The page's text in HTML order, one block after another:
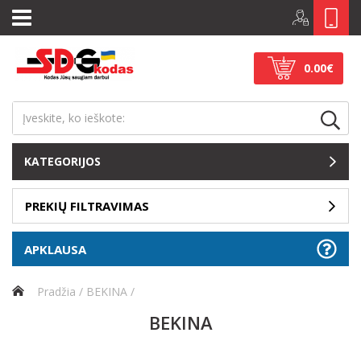
0.00€
KATEGORIJOS
PREKIŲ FILTRAVIMAS
APKLAUSA
Pradžia BEKINA
BEKINA